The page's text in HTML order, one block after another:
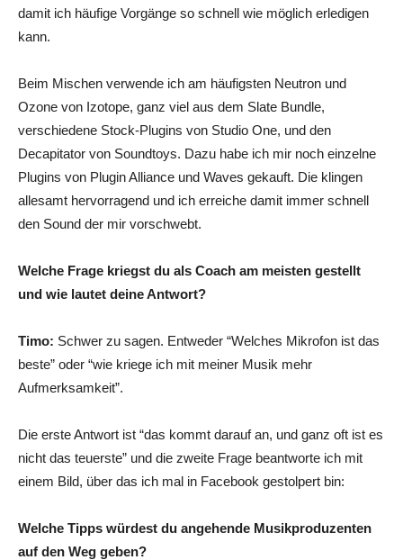
damit ich häufige Vorgänge so schnell wie möglich erledigen
kann.
Beim Mischen verwende ich am häufigsten Neutron und
Ozone von Izotope, ganz viel aus dem Slate Bundle,
verschiedene Stock-Plugins von Studio One, und den
Decapitator von Soundtoys. Dazu habe ich mir noch einzelne
Plugins von Plugin Alliance und Waves gekauft. Die klingen
allesamt hervorragend und ich erreiche damit immer schnell
den Sound der mir vorschwebt.
Welche Frage kriegst du als Coach am meisten gestellt
und wie lautet deine Antwort?
Timo: Schwer zu sagen. Entweder “Welches Mikrofon ist das
beste” oder “wie kriege ich mit meiner Musik mehr
Aufmerksamkeit”.
Die erste Antwort ist “das kommt darauf an, und ganz oft ist es
nicht das teuerste” und die zweite Frage beantworte ich mit
einem Bild, über das ich mal in Facebook gestolpert bin:
Welche Tipps würdest du angehende Musikproduzenten
auf den Weg geben?